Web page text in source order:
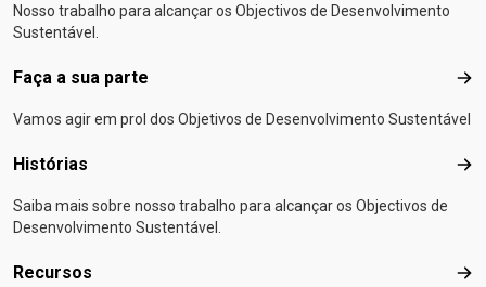
Nosso trabalho para alcançar os Objectivos de Desenvolvimento
Sustentável.
Faça a sua parte
Vamos agir em prol dos Objetivos de Desenvolvimento Sustentável
Histórias
Saiba mais sobre nosso trabalho para alcançar os Objectivos de
Desenvolvimento Sustentável.
Recursos